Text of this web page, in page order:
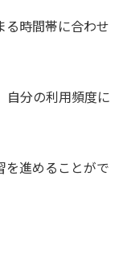
る時間帯に合わせ
自分の利用頻度に
を進めることがで